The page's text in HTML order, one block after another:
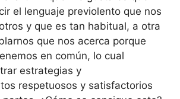
el lenguaje previolento que nos
y que es tan habitual, a otra
que nos acerca porque
en común, lo cual
estrategias y
respetuosos y satisfactorios